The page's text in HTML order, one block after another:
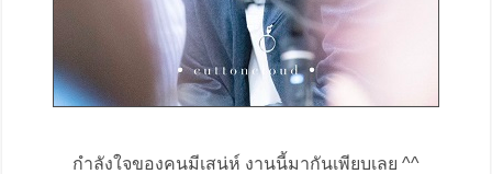
กำลังใจของคนมีเสน่ห์ งานนี้มากันเพียบเลย ^^